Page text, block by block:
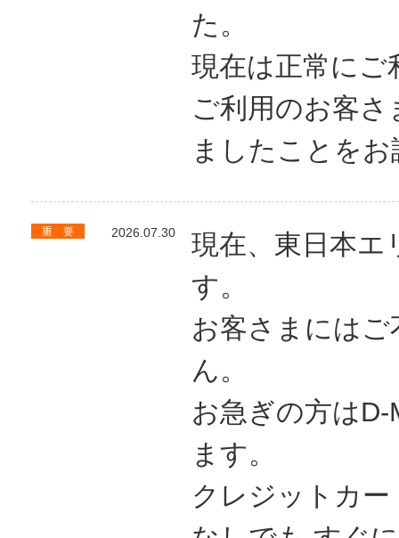
た。
現在は正常にご
ご利用のお客
ましたことを
重 要 2026.07.30
現在、東日本エ
す。
お客さまには
ん。
お急ぎの方は
ます。
クレジットカ